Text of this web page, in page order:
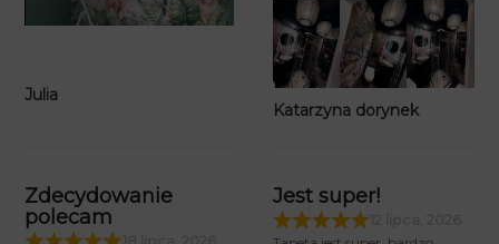
Julia
Katarzyna dorynek
Zdecydowanie
polecam
Jest super!